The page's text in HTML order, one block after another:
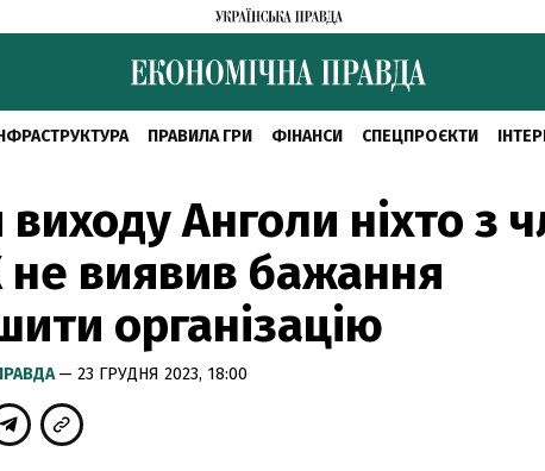
ПРАВИЛА ГРИ ФІНАНСИ СПЕЦПРОЄКТИ
виходу Анголи ніхто з
виявив бажання
організацію
— 23 ГРУДНЯ 2023, 18:00